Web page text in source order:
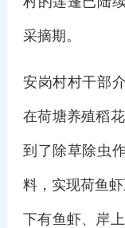
采摘期。
安岗村村干部
在荷塘养殖稻
到了除草除虫
料，实现荷鱼
下有鱼虾、岸